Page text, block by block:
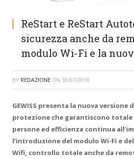
ReStart e ReStart
sicurezza anche da
modulo Wi-Fi e la
BY REDAZIONE ON 30/07/2018
GEWISS presenta la nuova versione
protezione che garantiscono totale
persone ed efficienza continua
l’introduzione del modulo Wi-Fi e
Wifi, controllo totale anche da